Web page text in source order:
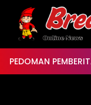
Langsung
konten
PEDOMAN